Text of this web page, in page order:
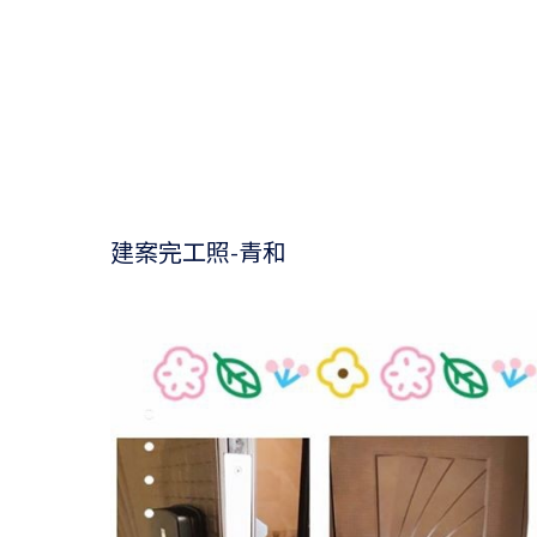
建案完工照-青和